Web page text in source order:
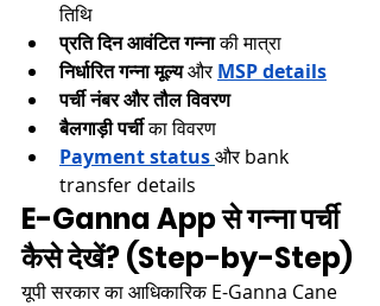
तिथि​
प्रति दिन आवंटित गन्ना की मात्रा​
निर्धारित गन्ना मूल्य और MSP details
पर्ची नंबर और तौल विवरण
बैलगाड़ी पर्ची का विवरण​
Payment statusऔर bank
transfer details​
E-Ganna App से गन्ना पर्ची
कैसे देखें? (Step-by-Step)
यूपी सरकार का आधिकारिक E-Ganna Cane